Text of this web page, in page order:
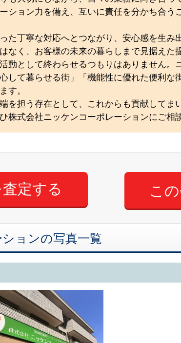
ション力を備え、互いに責任を分かち合う
た丁寧な対応へとつながり、安心感を生み
なく、お客様の未来の暮らしまで見据えた
動として終わらせるつもりはありません
して暮らせる街」「機能性に優れた便利
す。
を担う存在として、これからも貢献してま
株式会社ニッケンコーポレーションにご相
こ
ョンの写真一覧